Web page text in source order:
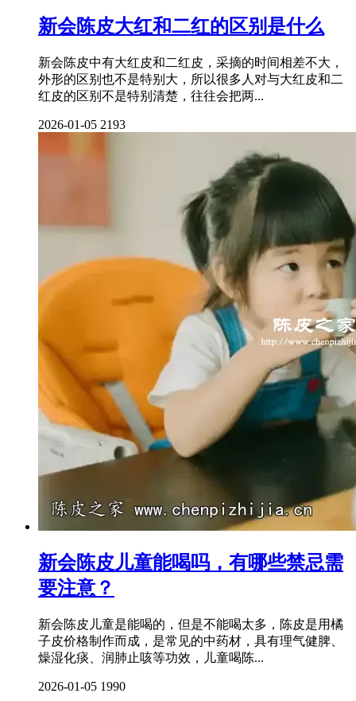
新会陈皮大红和二红的区别是什么
新会陈皮中有大红皮和二红皮，采摘的时间相差不大，
外形的区别也不是特别大，所以很多人对与大红皮和二
红皮的区别不是特别清楚，往往会把两...
2026-01-05 2193
新会陈皮儿童能喝吗，有哪些禁忌需
要注意？
新会陈皮儿童是能喝的，但是不能喝太多，陈皮是用橘
子皮价格制作而成，是常见的中药材，具有理气健脾、
燥湿化痰、润肺止咳等功效，儿童喝陈...
2026-01-05 1990